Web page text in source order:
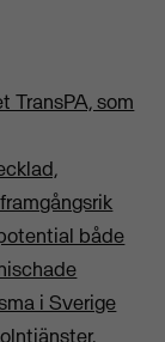
TransPA, som
både
i Sverige